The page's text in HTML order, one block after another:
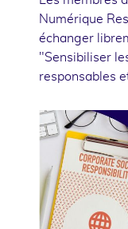
Numérique
échanger
"Sensibiliser
responsables